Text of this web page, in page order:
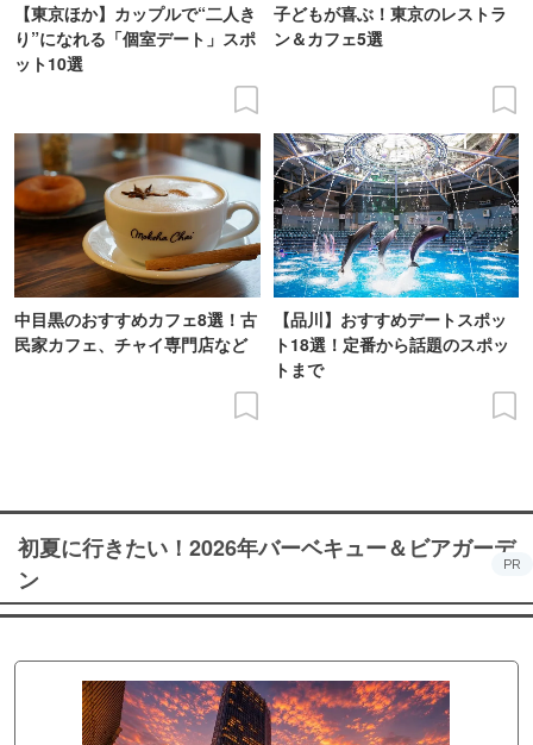
【東京ほか】カップルで“二人き
り”になれる「個室デート」スポ
ット10選
子どもが喜ぶ！東京のレストラ
ン＆カフェ5選
中目黒のおすすめカフェ8選！古
民家カフェ、チャイ専門店など
【品川】おすすめデートスポッ
ト18選！定番から話題のスポッ
トまで
初夏に行きたい！2026年バーベキュー＆ビアガーデ
ン
PR